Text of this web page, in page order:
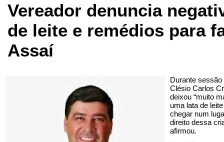
Vereador denuncia
de leite e remédios para
Assaí
Durante
Clésio Carlos
deixou “muito
uma lata de
chegar num
direito dessa
afirmou.